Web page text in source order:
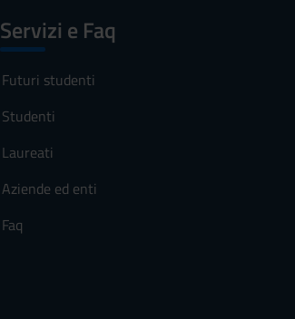
Servizi e Faq
Futuri studenti
Studenti
Laureati
Aziende ed enti
Faq